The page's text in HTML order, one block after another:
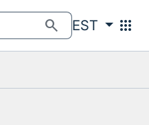
search EST apps